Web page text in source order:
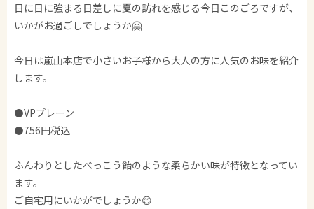
日に日に強まる日差しに夏の訪れを感じる今日このごろですが、
いかがお過ごしでしょうか🤗
今日は嵐山本店で小さいお子様から大人の方に人気のお味を紹介
します。
⚫️VPプレーン
⚫️756円税込
ふんわりとしたべっこう飴のような柔らかい味が特徴となってい
ます。
ご自宅用にいかがでしょうか😄